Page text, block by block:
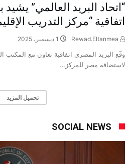
“اتحاد البريد العالمي”
اتفاقية “مركز التدريب
1 ديسمبر، 2025
وقّع البريد المصري اتفاقية تعاون مع المكتب
لاستضافة مصر للمركز…
SOCIAL NEWS